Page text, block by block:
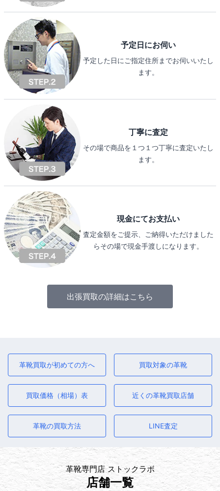
予定日にお伺い
予定した日にご指定住所までお伺いいたし
ます。
丁寧に査定
その場で商品を１つ１つ丁寧に査定いたし
ます。
現金にてお支払い
査定金額をご提示、ご納得いただけました
らその場で現金手渡しになります。
出張買取の詳細はこちら
革靴買取が初めての方へ 買取対象の革靴
買取価格（相場）表 近くの革靴買取店舗
革靴の買取方法 LINE査定
革靴専門店 ストックラボ
店舗一覧